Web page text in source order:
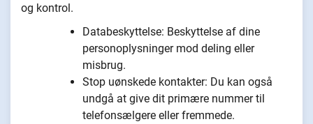
og kontrol.
Databeskyttelse: Beskyttelse af dine
personoplysninger mod deling eller
misbrug.
Stop uønskede kontakter: Du kan også
undgå at give dit primære nummer til
telefonsælgere eller fremmede.